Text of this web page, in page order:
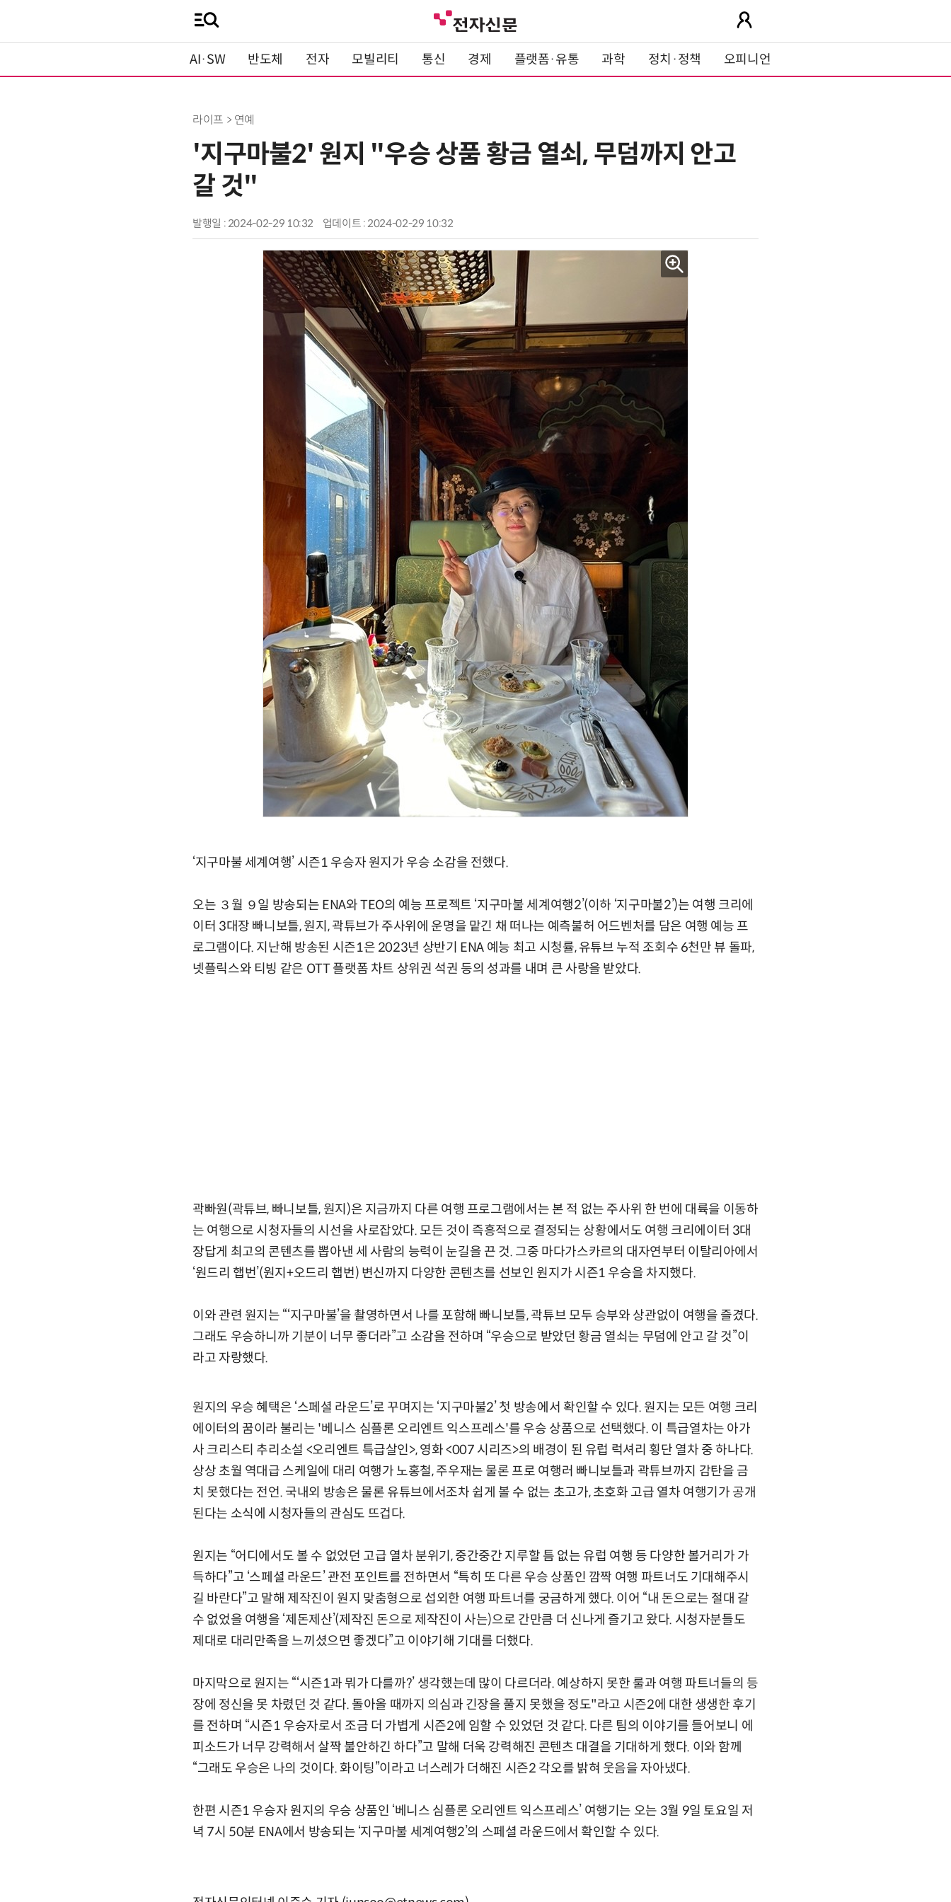
AI·SW 반도체 전자 모빌리티 통신 경제 플랫폼·유통 과학 정치·정책 오피니언
라이프 > 연예
'지구마불2' 원지 "우승 상품 황금 열쇠, 무덤까지 안고
갈 것"
발행일 : 2024-02-29 10:32 업데이트 : 2024-02-29 10:32
‘지구마불 세계여행’ 시즌1 우승자 원지가 우승 소감을 전했다.
오는 ３월 ９일 방송되는 ENA와 TEO의 예능 프로젝트 ‘지구마불 세계여행2’(이하 ‘지구마불2’)는 여행 크리에
이터 3대장 빠니보틀, 원지, 곽튜브가 주사위에 운명을 맡긴 채 떠나는 예측불허 어드벤처를 담은 여행 예능 프
로그램이다. 지난해 방송된 시즌1은 2023년 상반기 ENA 예능 최고 시청률, 유튜브 누적 조회수 6천만 뷰 돌파,
넷플릭스와 티빙 같은 OTT 플랫폼 차트 상위권 석권 등의 성과를 내며 큰 사랑을 받았다.
곽빠원(곽튜브, 빠니보틀, 원지)은 지금까지 다른 여행 프로그램에서는 본 적 없는 주사위 한 번에 대륙을 이동하
는 여행으로 시청자들의 시선을 사로잡았다. 모든 것이 즉흥적으로 결정되는 상황에서도 여행 크리에이터 3대
장답게 최고의 콘텐츠를 뽑아낸 세 사람의 능력이 눈길을 끈 것. 그중 마다가스카르의 대자연부터 이탈리아에서
‘원드리 햅번’(원지+오드리 햅번) 변신까지 다양한 콘텐츠를 선보인 원지가 시즌1 우승을 차지했다.
이와 관련 원지는 “‘지구마불’을 촬영하면서 나를 포함해 빠니보틀, 곽튜브 모두 승부와 상관없이 여행을 즐겼다.
그래도 우승하니까 기분이 너무 좋더라”고 소감을 전하며 “우승으로 받았던 황금 열쇠는 무덤에 안고 갈 것”이
라고 자랑했다.
원지의 우승 혜택은 ‘스페셜 라운드’로 꾸며지는 ‘지구마불2’ 첫 방송에서 확인할 수 있다. 원지는 모든 여행 크리
에이터의 꿈이라 불리는 '베니스 심플론 오리엔트 익스프레스'를 우승 상품으로 선택했다. 이 특급열차는 아가
사 크리스티 추리소설 <오리엔트 특급살인>, 영화 <007 시리즈>의 배경이 된 유럽 럭셔리 횡단 열차 중 하나다.
상상 초월 역대급 스케일에 대리 여행가 노홍철, 주우재는 물론 프로 여행러 빠니보틀과 곽튜브까지 감탄을 금
치 못했다는 전언. 국내외 방송은 물론 유튜브에서조차 쉽게 볼 수 없는 초고가, 초호화 고급 열차 여행기가 공개
된다는 소식에 시청자들의 관심도 뜨겁다.
원지는 “어디에서도 볼 수 없었던 고급 열차 분위기, 중간중간 지루할 틈 없는 유럽 여행 등 다양한 볼거리가 가
득하다”고 ‘스페셜 라운드’ 관전 포인트를 전하면서 “특히 또 다른 우승 상품인 깜짝 여행 파트너도 기대해주시
길 바란다”고 말해 제작진이 원지 맞춤형으로 섭외한 여행 파트너를 궁금하게 했다. 이어 “내 돈으로는 절대 갈
수 없었을 여행을 ‘제돈제산’(제작진 돈으로 제작진이 사는)으로 간만큼 더 신나게 즐기고 왔다. 시청자분들도
제대로 대리만족을 느끼셨으면 좋겠다”고 이야기해 기대를 더했다.
마지막으로 원지는 “‘시즌1과 뭐가 다를까?’ 생각했는데 많이 다르더라. 예상하지 못한 룰과 여행 파트너들의 등
장에 정신을 못 차렸던 것 같다. 돌아올 때까지 의심과 긴장을 풀지 못했을 정도"라고 시즌2에 대한 생생한 후기
를 전하며 “시즌1 우승자로서 조금 더 가볍게 시즌2에 임할 수 있었던 것 같다. 다른 팀의 이야기를 들어보니 에
피소드가 너무 강력해서 살짝 불안하긴 하다”고 말해 더욱 강력해진 콘텐츠 대결을 기대하게 했다. 이와 함께
“그래도 우승은 나의 것이다. 화이팅”이라고 너스레가 더해진 시즌2 각오를 밝혀 웃음을 자아냈다.
한편 시즌1 우승자 원지의 우승 상품인 ‘베니스 심플론 오리엔트 익스프레스’ 여행기는 오는 3월 9일 토요일 저
녁 7시 50분 ENA에서 방송되는 ‘지구마불 세계여행2’의 스페셜 라운드에서 확인할 수 있다.